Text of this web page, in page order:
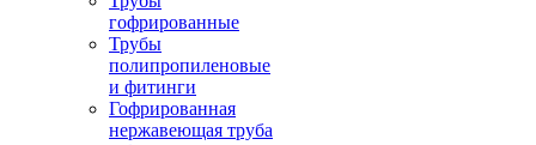
гофрированные
Трубы
полипропиленовые
и фитинги
Гофрированная
нержавеющая труба